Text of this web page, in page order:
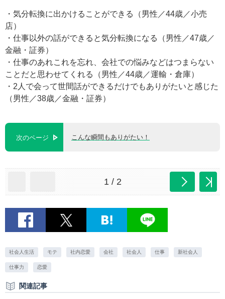
・気分転換に出かけることができる（男性／44歳／小売
店）
・仕事以外の話ができると気分転換になる（男性／47歳／
金融・証券）
・仕事のあれこれを忘れ、会社での悩みなどはつまらない
ことだと思わせてくれる（男性／44歳／運輸・倉庫）
・2人で会って世間話ができるだけでもありがたいと感じた
（男性／38歳／金融・証券）
次のページ こんな瞬間もありがたい！
1 / 2
社会人生活 モテ 社内恋愛 会社 社会人 仕事 新社会人
仕事力 恋愛
関連記事